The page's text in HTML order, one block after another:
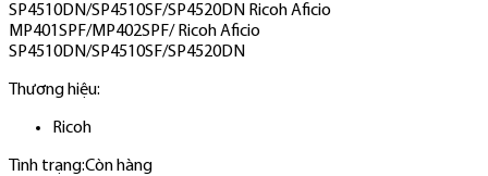
SP4510DN/SP4510SF/SP4520DN Ricoh Aficio
MP401SPF/MP402SPF/ Ricoh Aficio
SP4510DN/SP4510SF/SP4520DN
Thương hiệu:
Ricoh
Tình trạng:Còn hàng